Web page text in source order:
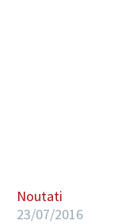
Noutati
23/07/2016